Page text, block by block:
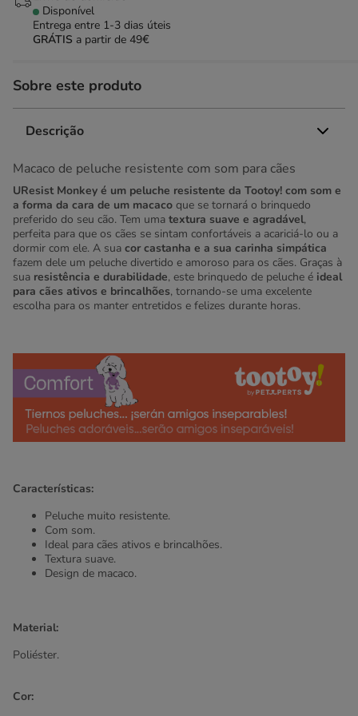
Disponível
Entrega entre 1-3 dias úteis
GRÁTIS a partir de 49€
Sobre este produto
Descrição
Macaco de peluche resistente com som para cães
UResist Monkey é um peluche resistente da Tootoy! com som e
a forma da cara de um macaco que se tornará o brinquedo
preferido do seu cão. Tem uma textura suave e agradável,
perfeita para que os cães se sintam confortáveis a acariciá-lo ou a
dormir com ele. A sua cor castanha e a sua carinha simpática
fazem dele um peluche divertido e amoroso para os cães. Graças à
sua resistência e durabilidade, este brinquedo de peluche é ideal
para cães ativos e brincalhões, tornando-se uma excelente
escolha para os manter entretidos e felizes durante horas.
Características:
Peluche muito resistente.
Com som.
Ideal para cães ativos e brincalhões.
Textura suave.
Design de macaco.
Material:
Poliéster.
Cor: